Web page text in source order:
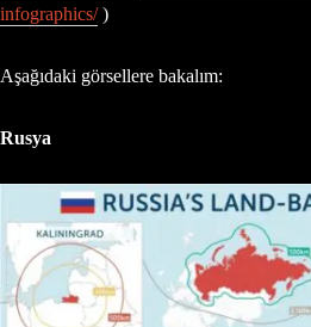
infographics/)
Aşağıdaki görsellere bakalım:
Rusya